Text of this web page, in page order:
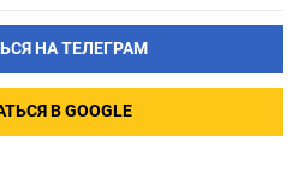
НА ТЕЛЕГРАМ
В GOOGLE